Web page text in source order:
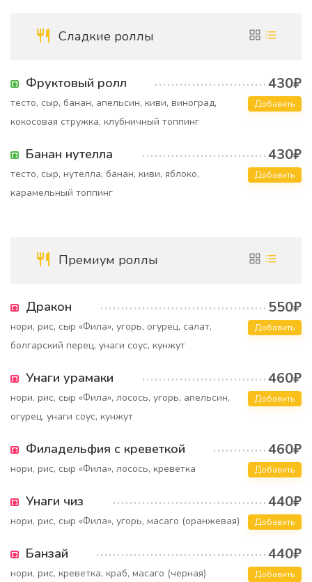
Сладкие роллы
Фруктовый ролл 430₽
тесто, сыр, банан, апельсин, киви, виноград,
кокосовая стружка, клубничный топпинг
Добавить
Банан нутелла 430₽
тесто, сыр, нутелла, банан, киви, яблоко,
карамельный топпинг
Добавить
Премиум роллы
Дракон 550₽
нори, рис, сыр «Фила», угорь, огурец, салат,
болгарский перец, унаги соус, кунжут
Добавить
Унаги урамаки 460₽
нори, рис, сыр «Фила», лосось, угорь, апельсин,
огурец, унаги соус, кунжут
Добавить
Филадельфия с креветкой 460₽
нори, рис, сыр «Фила», лосось, креветка Добавить
Унаги чиз 440₽
нори, рис, сыр «Фила», угорь, масаго (оранжевая) Добавить
Банзай 440₽
нори, рис, креветка, краб, масаго (черная) Добавить